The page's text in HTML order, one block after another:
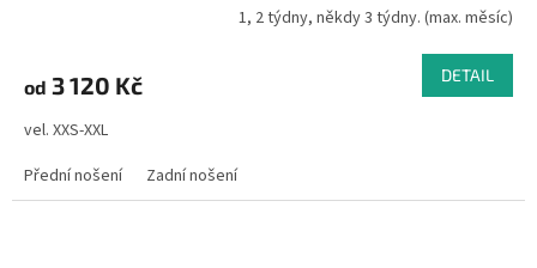
1, 2 týdny, někdy 3 týdny. (max. měsíc)
od 3 120 Kč DETAIL
vel. XXS-XXL
Přední nošení
Zadní nošení